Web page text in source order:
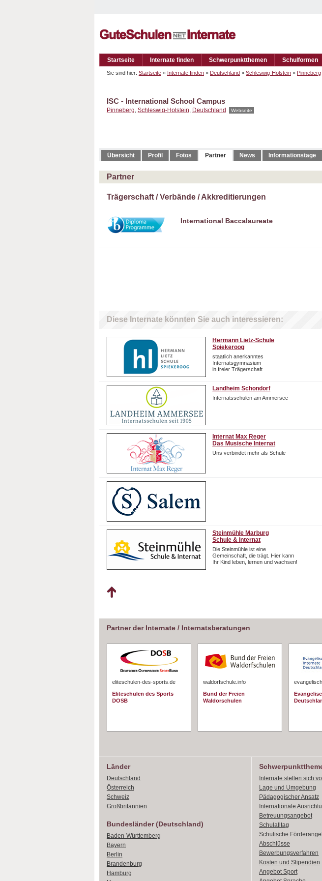
Startseite Internate finden Schwerpunktthemen Schulformen
Sie sind hier: Startseite » Internate finden » Deutschland » Schleswig-Holstein » Pinneberg
ISC - International School Campus
Pinneberg, Schleswig-Holstein, Deutschland Webseite
Übersicht Profil Fotos Partner News Informationstage
Partner
Trägerschaft / Verbände / Akkreditierungen
International Baccalaureate
Diese Internate könnten Sie auch interessieren:
Hermann Lietz-Schule
Spiekeroog
staatlich anerkanntes
Internatsgymnasium
in freier Trägerschaft
Landheim Schondorf
Internatsschulen am Ammersee
Internat Max Reger
Das Musische Internat
Uns verbindet mehr als Schule
Steinmühle Marburg
Schule & Internat
Die Steinmühle ist eine
Gemeinschaft, die trägt. Hier kann
Ihr Kind leben, lernen und wachsen!
Partner der Internate / Internatsberatungen
eliteschulen-des-sports.de
Eliteschulen des Sports
DOSB
waldorfschule.info
Bund der Freien
Waldorschulen
Länder
Deutschland
Österreich
Schweiz
Großbritannien
Bundesländer (Deutschland)
Baden-Württemberg
Bayern
Berlin
Brandenburg
Hamburg
Internate stellen sich
Lage und Umgebung
Pädagogischer Ansatz
Internationale
Betreuungsangebot
Schulalltag
Schulische
Abschlüsse
Bewerbungsverfahren
Kosten und Stipendien
Angebot Sport